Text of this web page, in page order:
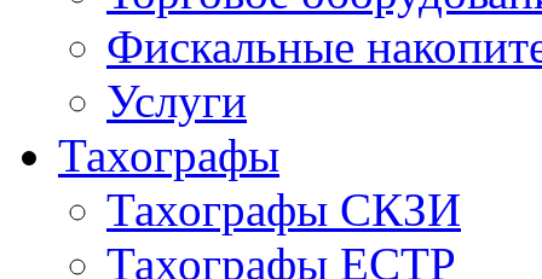
Фискальные
Услуги
Тахографы
Тахографы СКЗИ
Тахографы ЕСТР